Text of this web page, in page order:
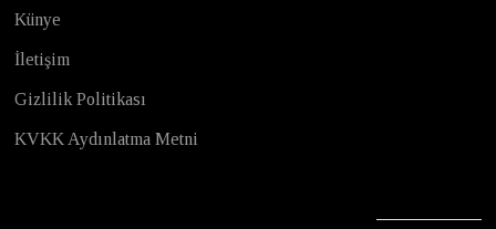
Künye
İletişim
Gizlilik Politikası
KVKK Aydınlatma Metni